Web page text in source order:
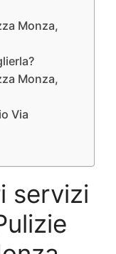
Monza,
Monza,
Via
servizi